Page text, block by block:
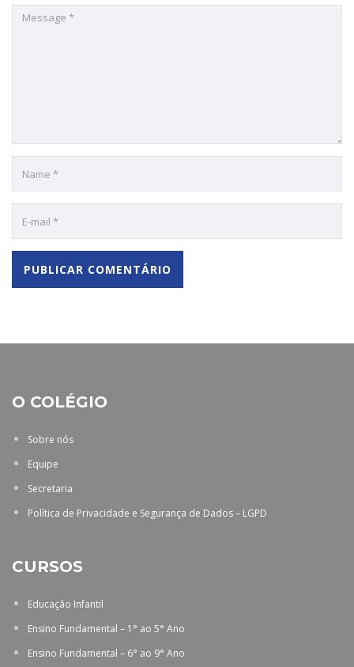
O COLÉGIO
Sobre nós
Equipe
Secretaria
Política de Privacidade e Segurança de Dados – LGPD
CURSOS
Educação Infantil
Ensino Fundamental – 1° ao 5° Ano
Ensino Fundamental – 6° ao 9° Ano